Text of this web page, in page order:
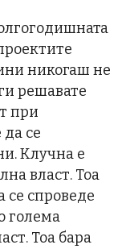
никогаш не
решавате
при
се
Клучна е
власт. Тоа
се спроведе
голема
Тоа бара